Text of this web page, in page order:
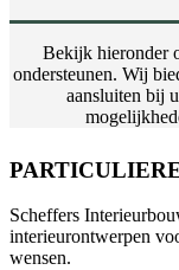
Bekijk hieronder
ondersteunen. Wij
aansluiten bij
Scheffers
interieurontwerpen
wensen.